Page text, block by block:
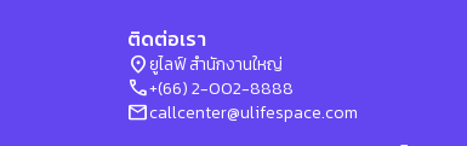
ติดต่อเรา
location_onยูไลฟ์ สำนักงานใหญ่
phone+(66) 2-002-8888
mailcallcenter@ulifespace.com